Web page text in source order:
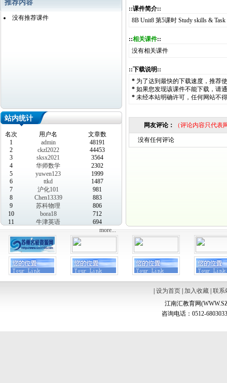
推荐内容
没有推荐课件
站内统计
名次 用户名
文章数
1
admin
48191
2
ckzl2022
44453
3
sksx2021
3564
4
华师数学
2302
5
yuwen123
1999
6
ttkd
1487
7
沪化101
981
8
Chen13339
883
9
苏科物理
806
10
bora18
712
11
牛津英语
694
more...
::课件简介::
8B Unit8 第5课时 Study skills &
::相关课件::
没有相关课件
::下载说明::
* 为了达到最快的下载速度，推荐
* 如果您发现该课件不能下载，请
* 未经本站明确许可，任何网站不
网友评论： （评论内容只代
没有任何评论
设为首页| 加入收藏| 联系
江南汇教育网
咨询电话：0512-